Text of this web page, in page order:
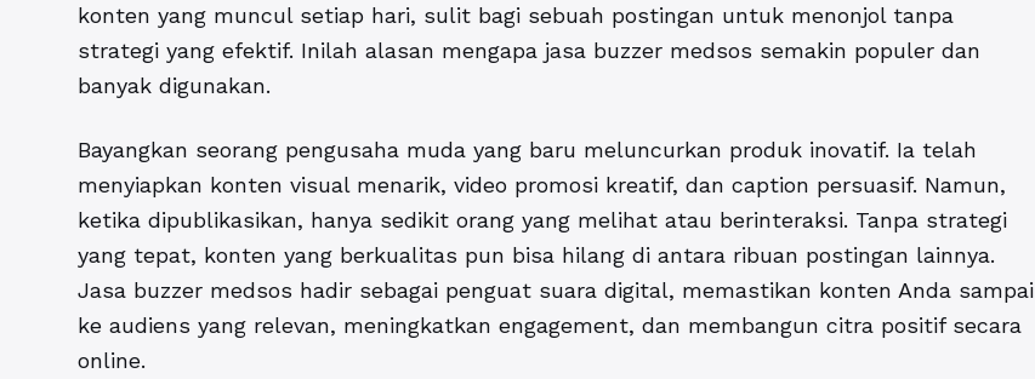
konten yang muncul setiap hari, sulit bagi sebuah postingan untuk menonjol tanpa
strategi yang efektif. Inilah alasan mengapa jasa buzzer medsos semakin populer dan
banyak digunakan.
Bayangkan seorang pengusaha muda yang baru meluncurkan produk inovatif. Ia telah
menyiapkan konten visual menarik, video promosi kreatif, dan caption persuasif. Namun,
ketika dipublikasikan, hanya sedikit orang yang melihat atau berinteraksi. Tanpa strategi
yang tepat, konten yang berkualitas pun bisa hilang di antara ribuan postingan lainnya.
Jasa buzzer medsos hadir sebagai penguat suara digital, memastikan konten Anda sampai
ke audiens yang relevan, meningkatkan engagement, dan membangun citra positif secara
online.